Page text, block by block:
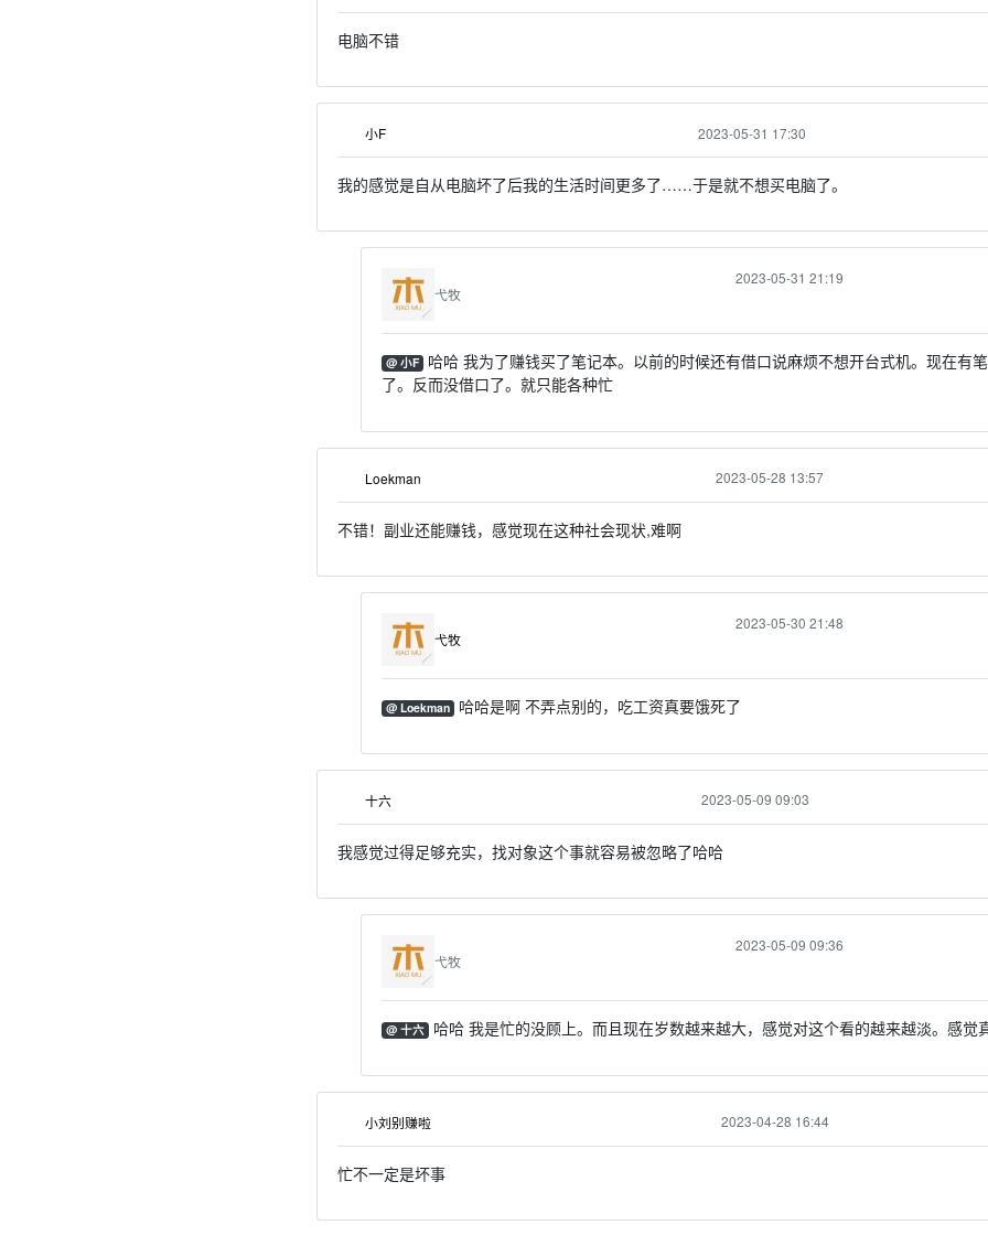
电脑不错
小F 2023-05-31 17:30
我的感觉是自从电脑坏了后我的生活时间更多了……于是就不想买电脑了。
弋牧
2023-05-31 21:19
@ 小F 哈哈 我为了赚钱买了笔记本。以前的时候还有借口说麻烦不想开台式机。现在有
了。反而没借口了。就只能各种忙
Loekman 2023-05-28 13:57
不错！副业还能赚钱，感觉现在这种社会现状,难啊
弋牧
2023-05-30 21:48
@ Loekman 哈哈是啊 不弄点别的，吃工资真要饿死了
十六 2023-05-09 09:03
我感觉过得足够充实，找对象这个事就容易被忽略了哈哈
弋牧
2023-05-09 09:36
@ 十六 哈哈 我是忙的没顾上。而且现在岁数越来越大，感觉对这个看的越来越淡。感觉
小刘别赚啦 2023-04-28 16:44
忙不一定是坏事